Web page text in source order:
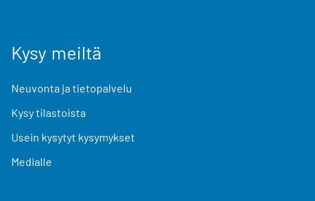
Kysy meiltä
Neuvonta ja tietopalvelu
Kysy tilastoista
Usein kysytyt kysymykset
Medialle